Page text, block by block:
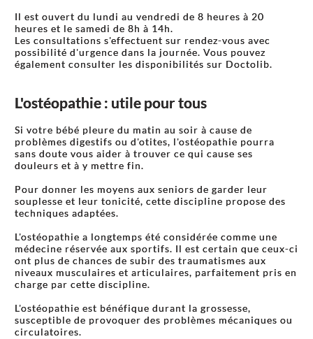
Il est ouvert du lundi au vendredi de 8 heures à 20
heures et le samedi de 8h à 14h.
Les consultations s'effectuent sur rendez-vous avec
possibilité d'urgence dans la journée. Vous pouvez
également consulter les disponibilités sur Doctolib.
L'ostéopathie : utile pour tous
Si votre bébé pleure du matin au soir à cause de
problèmes digestifs ou d'otites, l'ostéopathie pourra
sans doute vous aider à trouver ce qui cause ses
douleurs et à y mettre fin.
Pour donner les moyens aux seniors de garder leur
souplesse et leur tonicité, cette discipline propose des
techniques adaptées.
L'ostéopathie a longtemps été considérée comme une
médecine réservée aux sportifs. Il est certain que ceux-ci
ont plus de chances de subir des traumatismes aux
niveaux musculaires et articulaires, parfaitement pris en
charge par cette discipline.
L'ostéopathie est bénéfique durant la grossesse,
susceptible de provoquer des problèmes mécaniques ou
circulatoires.